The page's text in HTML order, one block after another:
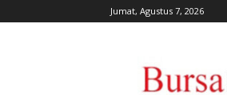
Jumat, Agustus 7, 2026